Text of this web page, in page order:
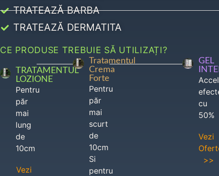
TRATEAZĂ BARBA
TRATEAZĂ DERMATITA
CE PRODUSE TREBUIE SĂ UTILIZAȚI?
TRATAMENTUL
LOZIONE
Pentru
păr
mai
lung
de
10cm
Vezi
Tratamentul
Crema
Forte
Pentru
păr
mai
scurt
de
10cm
Si
pentru
GEL
cu
50%
Vezi
>>